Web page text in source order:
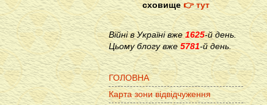
сховище👉 тут
Війні в Україні вже1625-й день.
Цьому блогу вже 5781-й день.
ГОЛОВНА
Карта зони відвідчуження